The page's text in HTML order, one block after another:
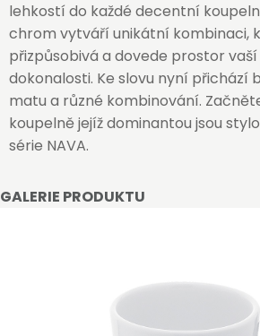
GALERIE PRODUKTU
lehkostí do každé decentní
chrom vytváří unikátní kombinaci,
přizpůsobivá a dovede prostor
dokonalosti. Ke slovu nyní přichází
matu a různé kombinování.
koupelně jejíž dominantou jsou
série NAVA.